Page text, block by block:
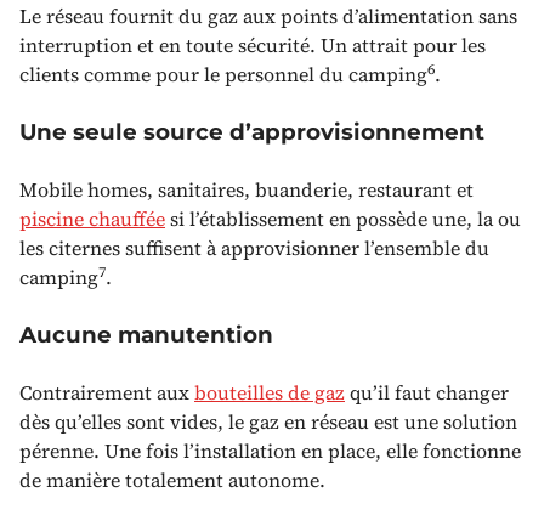
Le réseau fournit du gaz aux points d’alimentation sans
interruption et en toute sécurité. Un attrait pour les
clients comme pour le personnel du camping6.
Une seule source d’approvisionnement
Mobile homes, sanitaires, buanderie, restaurant et
piscine chaufféesi l’établissement en possède une, la ou
les citernes suffisent à approvisionner l’ensemble du
camping7.
Aucune manutention
Contrairement auxbouteilles de gazqu’il faut changer
dès qu’elles sont vides, le gaz en réseau est une solution
pérenne. Une fois l’installation en place, elle fonctionne
de manière totalement autonome.